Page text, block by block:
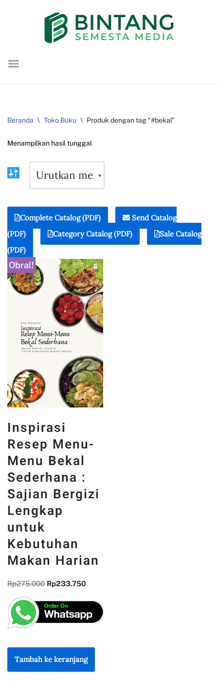
konten
Beranda \ Toko Buku \ Produk dengan tag “#bekal”
Menampilkan hasil tunggal
Complete Catalog (PDF)
Send Catalog
(PDF)
Category Catalog (PDF)
Sale Catalog
(PDF)
Obral!
Inspirasi
Resep Menu-
Menu Bekal
Sederhana :
Sajian Bergizi
Lengkap
untuk
Kebutuhan
Makan Harian
Rp275.000 Rp233.750
Tambah ke keranjang